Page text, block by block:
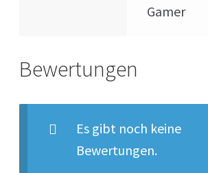
Gamer
Bewertungen
Es gibt noch keine
Bewertungen.